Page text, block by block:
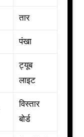
तार
पंखा
ट्यूब
लाइट
विस्तार
बोर्ड